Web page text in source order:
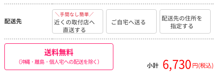
配送先
＼手間なし簡単／
近くの取付店へ
直送する
ご自宅へ送る
配送先の住所を
指定する
送料無料
（沖縄・離島・個人宅への配送を除く） 小計 6,730 円(税込)